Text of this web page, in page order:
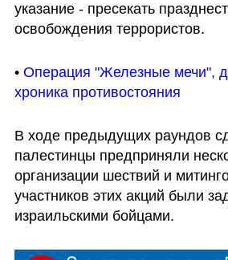
указание - пресекать
освобождения террористов.
• Операция "Железные мечи",
хроника противостояния
В ходе предыдущих раундов
палестинцы предприняли
организации шествий и
участников этих акций были
израильскими бойцами.